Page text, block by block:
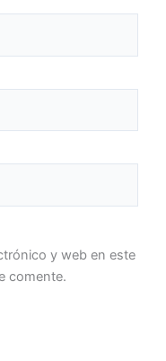
y web en este
comente.